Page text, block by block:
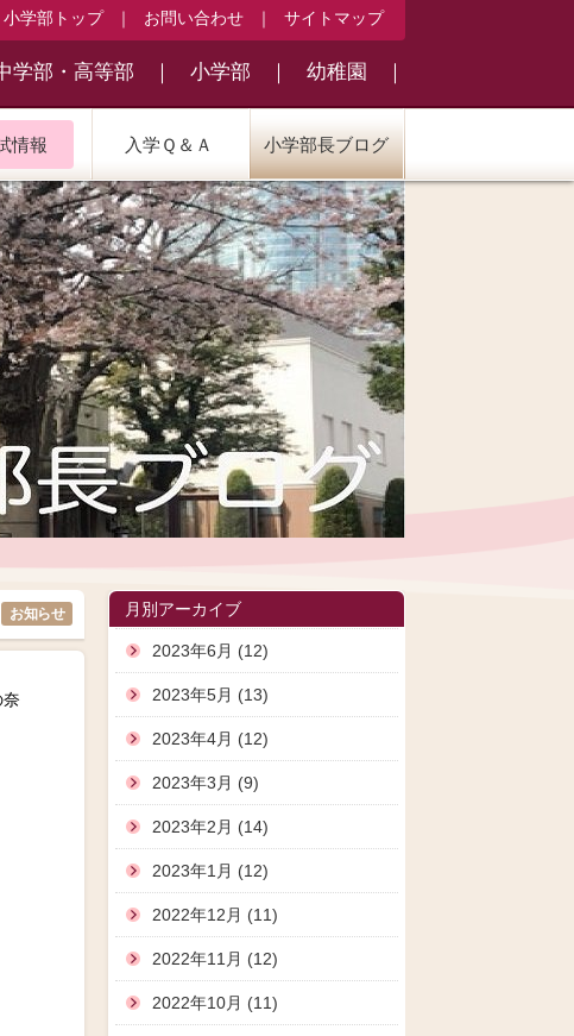
小学部トップ ｜ お問い合わせ ｜ サイトマップ
情報 入学Ｑ＆Ａ 小学部長ブログ
学部・高等部 ｜ 小学部 ｜ 幼稚園 ｜
お知らせ 月別アーカイブ
2023年6月 (12)
2023年5月 (13)
2023年4月 (12)
2023年3月 (9)
2023年2月 (14)
2023年1月 (12)
2022年12月 (11)
2022年11月 (12)
2022年10月 (11)